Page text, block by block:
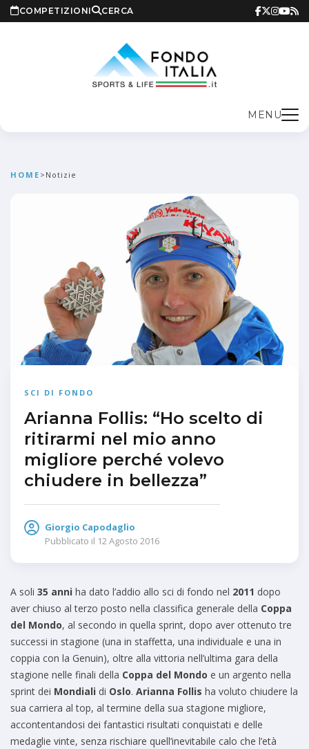
COMPETIZIONI CERCA
MENU
HOME > Notizie
SCI DI FONDO
Arianna Follis: “Ho scelto di
ritirarmi nel mio anno
migliore perché volevo
chiudere in bellezza”
Giorgio Capodaglio
Pubblicato il 12 Agosto 2016
A soli 35 anni ha dato l’addio allo sci di fondo nel 2011 dopo
aver chiuso al terzo posto nella classifica generale della Coppa
del Mondo, al secondo in quella sprint, dopo aver ottenuto tre
successi in stagione (una in staffetta, una individuale e una in
coppia con la Genuin), oltre alla vittoria nell’ultima gara della
stagione nelle finali della Coppa del Mondo e un argento nella
sprint dei Mondiali di Oslo. Arianna Follis ha voluto chiudere la
sua carriera al top, al termine della sua stagione migliore,
accontentandosi dei fantastici risultati conquistati e delle
medaglie vinte, senza rischiare quell’inevitabile calo che l’età